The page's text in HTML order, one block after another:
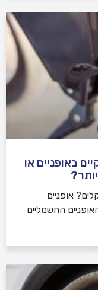
באופניים או
אופניים
החשמליים